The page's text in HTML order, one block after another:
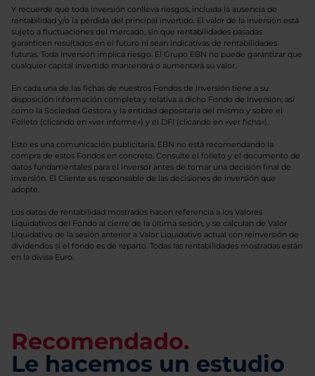
Y recuerde que toda inversión conlleva riesgos, incluida la ausencia de
rentabilidad y/o la pérdida del principal invertido. El valor de la inversión está
sujeto a fluctuaciones del mercado, sin que rentabilidades pasadas
garanticen resultados en el futuro ni sean indicativas de rentabilidades
futuras. Toda inversión implica riesgo. El Grupo EBN no puede garantizar que
cualquier capital invertido mantendrá o aumentará su valor.
En cada una de las fichas de nuestros Fondos de Inversión tiene a su
disposición información completa y relativa a dicho Fondo de Inversión, así
como la Sociedad Gestora y la entidad depositaria del mismo y sobre el
Folleto (clicando en «ver informe») y el DFI (clicando en «ver ficha»).
Esto es una comunicación publicitaria. EBN no está recomendando la
compra de estos Fondos en concreto. Consulte el folleto y el documento de
datos fundamentales para el inversor antes de tomar una decisión final de
inversión. El Cliente es responsable de las decisiones de inversión que
adopte.
Los datos de rentabilidad mostrados hacen referencia a los Valores
Liquidativos del Fondo al cierre de la última sesión, y se calculan de Valor
Liquidativo de la sesión anterior a Valor Liquidativo actual con reinversión de
dividendos si el fondo es de reparto. Todas las rentabilidades mostradas están
en la divisa Euro.
Recomendado.
Le hacemos un estudio